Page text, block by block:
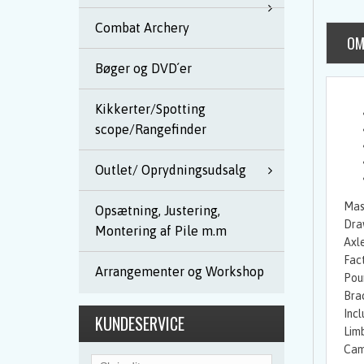
Combat Archery
Bøger og DVD´er
Kikkerter/Spotting
scope/Rangefinder
Outlet/ Oprydningsudsalg
Opsætning, Justering,
Montering af Pile m.m
Arrangementer og Workshop
KUNDESERVICE